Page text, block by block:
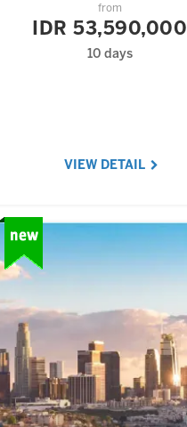
from
IDR 53,590,000
10 days
VIEW DETAIL